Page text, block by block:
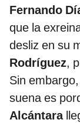
Fernando
que la
desliz en su
Rodríguez,
Sin
suena es
Alcántara